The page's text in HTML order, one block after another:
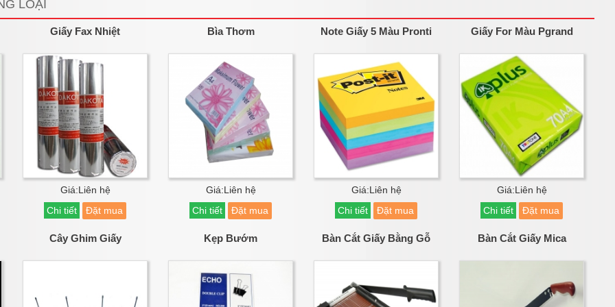
LOẠI
Giấy Fax Nhiệt
Giá:Liên hệ
Chi tiết
Đặt mua
Bìa Thơm
Giá:Liên hệ
Chi tiết
Đặt mua
Note Giấy 5 Màu Pronti
Giá:Liên hệ
Chi tiết
Đặt mua
Giấy For Màu Pgrand
Giá:Liên hệ
Chi tiết
Đặt mua
Cây Ghim Giấy Kẹp Bướm Bàn Cắt Giấy Bằng Gỗ Bàn Cắt Giấy Mica